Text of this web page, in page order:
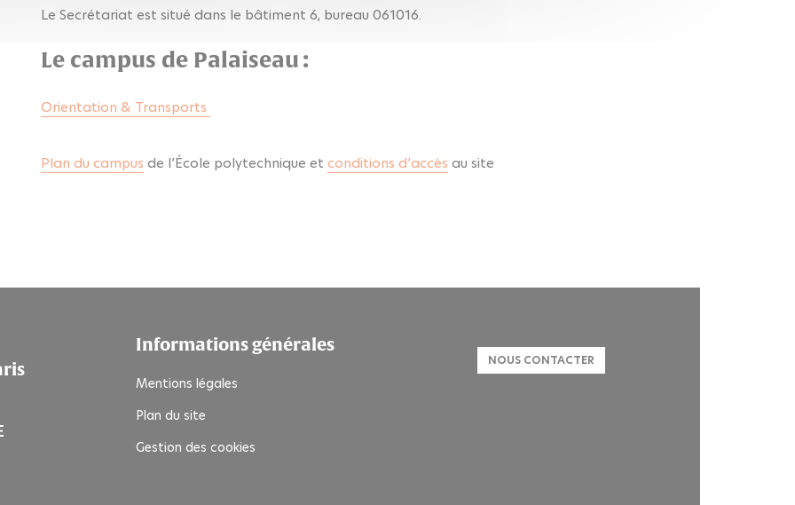
Le Secrétariat est situé dans le bâtiment 6, bureau 061016.
Le campus de Palaiseau :
Orientation & Transports
Plan du campus de l’École polytechnique et conditions d’accès au site
Informations générales
Mentions légales
Plan du site
Gestion des cookies
NOUS CONTACTER